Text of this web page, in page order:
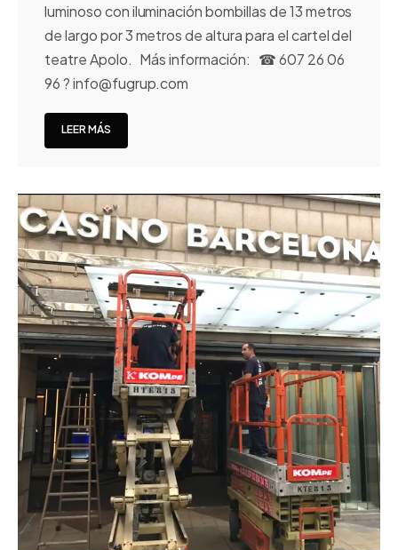
luminoso con iluminación bombillas de 13 metros
de largo por 3 metros de altura para el cartel del
teatre Apolo. Más información: ☎ 607 26 06
96 ? info@fugrup.com
LEER MÁS